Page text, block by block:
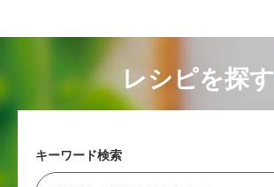
レシピを探す
キーワード検索